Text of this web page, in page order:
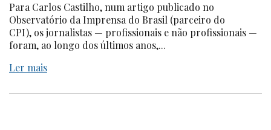
Para Carlos Castilho, num artigo publicado no
Observatório da Imprensa do Brasil (parceiro do
CPI), os jornalistas — profissionais e não profissionais —
foram, ao longo dos últimos anos,...
Ler mais